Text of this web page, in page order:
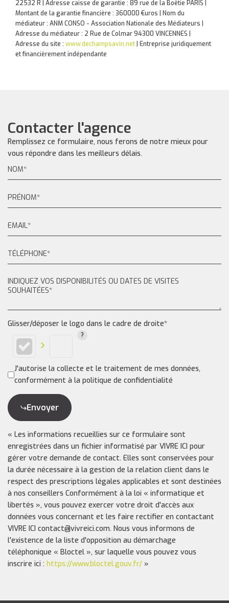
22532 R | Adresse caisse de garantie : 89 rue de la Boëtie PARIS |
Montant de la garantie financière : 360000 €uros | Nom du
médiateur : ANM CONSO - Association Nationale des Médiateurs |
Adresse du médiateur : 2 Rue de Colmar 94300 VINCENNES |
Adresse du site : www.dechampsavin.net Entreprise juridiquement
et financièrement indépendante
Contacter l'agence
Remplissez ce formulaire, nous ferons de notre mieux pour
vous répondre dans les meilleurs délais.
Glisser/déposer le logo dans le cadre de droite*
J'autorise la collecte et le traitement de mes données,
conformément à la politique de confidentialité
Envoyer
« Les informations recueillies sur ce formulaire sont
enregistrées dans un fichier informatisé par VIVRE ICI pour
gérer votre demande de contact. Elles sont conservées pour
la durée nécessaire à la gestion de la relation client dans le
respect des prescriptions légales applicables et sont destinées
à nos conseillers Conformément à la loi « informatique et
libertés », vous pouvez exercer votre droit d'accès aux
données vous concernant et les faire rectifier en contactant
VIVRE ICI contact@vivreici.com. Nous vous informons de
l'existence de la liste d'opposition au démarchage
téléphonique « Bloctel », sur laquelle vous pouvez vous
inscrire ici : https://www.bloctel.gouv.fr/ »